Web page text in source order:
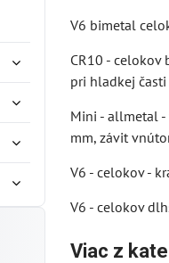
V6 bimetal
CR10 -
pri hladkej
Mini - allmetal -
mm, závit
V6 - celokov -
V6 - celokov
Viac z